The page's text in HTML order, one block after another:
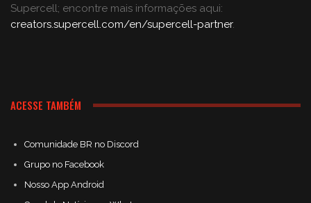
Supercell; encontre mais informações aqui:
creators.supercell.com/en/supercell-partner.
ACESSE TAMBÉM
Comunidade BR no Discord
Grupo no Facebook
Nosso App Android